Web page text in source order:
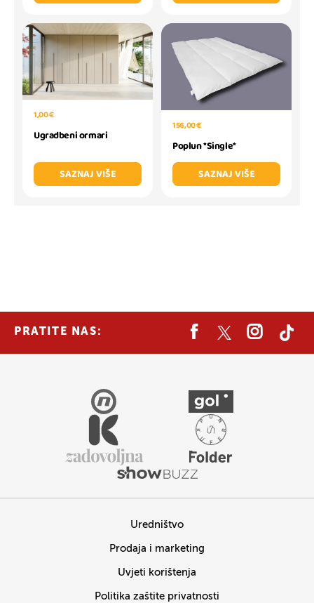
1,00 €
Ugradbeni ormari
SAZNAJ VIŠE
156,00 €
Poplun *Single*
SAZNAJ VIŠE
PRATITE NAS:
Uredništvo
Prodaja i marketing
Uvjeti korištenja
Politika zaštite privatnosti